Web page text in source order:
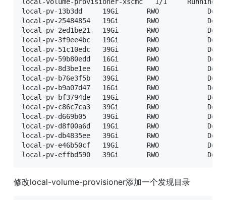
local-pv-13b3dd     19Gi       RWO
local-pv-25484854   19Gi       RWO
local-pv-2ed1be21   19Gi       RWO
local-pv-3f9ee4bc   19Gi       RWO
local-pv-51c10edc   39Gi       RWO
local-pv-59b80edd   16Gi       RWO
local-pv-8d3be1ee   16Gi       RWO
local-pv-b76e3f5b   39Gi       RWO
local-pv-b9a07d47   16Gi       RWO
local-pv-bf3794de   19Gi       RWO
local-pv-c86c7ca3   39Gi       RWO
local-pv-d669b05    39Gi       RWO
local-pv-d8f00a6d   19Gi       RWO
local-pv-db4835ee   39Gi       RWO
local-pv-e46b50cf   19Gi       RWO
local-pv-effbd590   39Gi       RWO
修改local-volume-provisioner添加一个发现目录